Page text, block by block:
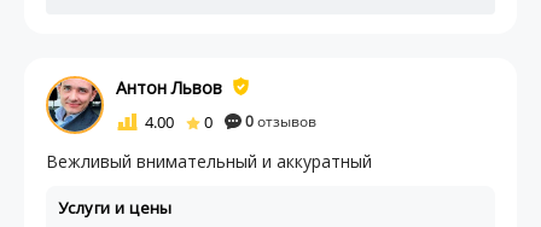
Антон Львов
4.00 0 0отзывов
Вежливый внимательный и аккуратный
Услуги и цены